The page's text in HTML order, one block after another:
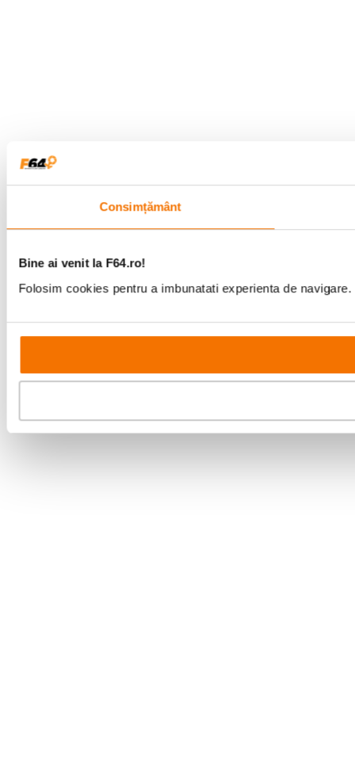
Consimțământ
Bine ai venit la F64.ro!
Folosim cookies pentru a imbunatati experienta de